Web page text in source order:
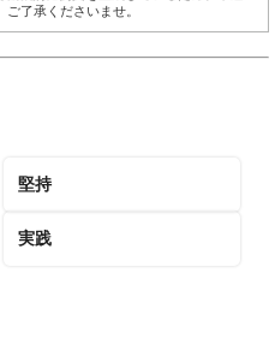
了承くださいませ。
堅持
実践